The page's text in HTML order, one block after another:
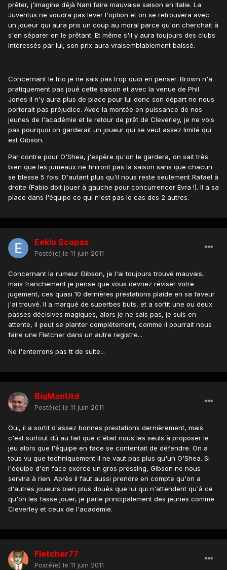
prêter, j'imagine déjà Nani faire mauvaise saison en Italie. La
Juventus ne voudra pas lever l'option et on se retrouvera avec
un joueur qui aura pris un coup au moral parce qu'on cherchait à
s'en séparer en le prêtant. Et même s'il y aura toujours des clubs
intéressés par lui, son prix aura vraisemblablement baissé.
Concernant le trio je ne sais pas trop quoi en penser. Brown n'a
pratiquement pas joué cette saison et avec la venue de Phil
Jones il n'y aura plus de place pour lui donc son départ ne nous
porterait pas préjudice. Avec la montée en puissance de nos
jeunes de l'académie et le retour de prêt de Cleverley, je ne vois
pas pourquoi on garderait un joueur qui se veut assez limité qui
est Gibson.
Par contre pour O'Shea, j'espère qu'on le gardera, on sait très
bien que les jumeaux ne finiront pas la saison sans que chacun
se blesse 5 fois. D'autant plus qu'il nous reste seulement Rafael à
droite (Fabio doit jouer à gauche pour concurrencer Evra !). Il a sa
place dans l'équipe ce qui n'est pas le cas des 2 autres.
Eeklo Scopas
Posté(e) le 11 juin 2011
Concernant la rumeur Gibson, je l'ai toujours trouvé mauvais,
mais franchement je pense que vous devriez réviser votre
jugement, ces quasi 10 dernières prestations plaide en sa faveur
j'ai trouvé. Il a marqué de superbes buts, et a sortit une ou deux
passes décisives magiques, alors je ne sais pas, je suis en
attente, il peut se planter complètement, comme il pourrait nous
faire une Fletcher dans un autre registre...
Ne l'enterrons pas tt de suite...
BigManUtd
Posté(e) le 11 juin 2011
Oui, il a sortit d'assez bonnes prestations dernièrement, mais
c'est surtout dû au fait que c'était nous les seuls à proposer le
jeu alors que l'équipe en face se contentait de défendre. On a
tous vu que techniquement il ne vaut pas plus qu'un O'Shea. Si
l'équipe d'en face exerce un gros pressing, Gibson ne nous
servira à rien. Après il faut aussi prendre en compte qu'on a
d'autres joueurs bien plus doués que lui qui n'attendent qu'à ce
qu'on les fasse jouer, je parle principalement des jeunes comme
Cleverley et ceux de l'académie.
Fletcher77
Posté(e) le 11 juin 2011